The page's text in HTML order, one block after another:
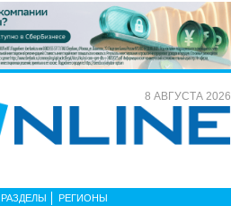
8 АВГУСТА 2026
РАЗДЕЛЫ РЕГИОНЫ